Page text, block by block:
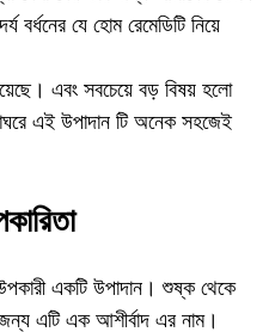
যে হোম রেমেডিটি নিয়ে
এবং সবচেয়ে বড় বিষয় হলো
এই উপাদান টি অনেক সহজেই
একটি উপাদান। শুষ্ক থেকে
এটি এক আশীর্বাদ এর নাম।